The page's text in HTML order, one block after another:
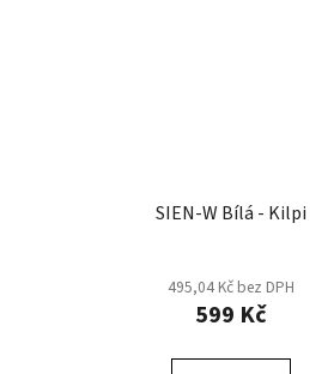
SIEN-W Bílá - Kilpi
495,04 Kč bez DPH
599 Kč